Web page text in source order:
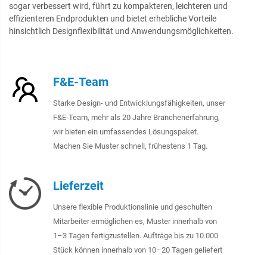
sogar verbessert wird, führt zu kompakteren, leichteren und
effizienteren Endprodukten und bietet erhebliche Vorteile
hinsichtlich Designflexibilität und Anwendungsmöglichkeiten.
F&E-Team
Starke Design- und Entwicklungsfähigkeiten, unser
F&E-Team, mehr als 20 Jahre Branchenerfahrung,
wir bieten ein umfassendes Lösungspaket.
Machen Sie Muster schnell, frühestens 1 Tag.
Lieferzeit
Unsere flexible Produktionslinie und geschulten
Mitarbeiter ermöglichen es, Muster innerhalb von
1–3 Tagen fertigzustellen. Aufträge bis zu 10.000
Stück können innerhalb von 10–20 Tagen geliefert